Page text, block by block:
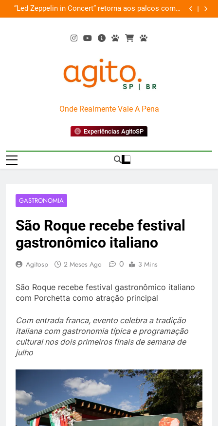
Skip
to
“Led Zeppelin in Concert” retorna aos palcos com a
Nova Orquestra
Cobasi
AgitoSP
Onde Realmente Vale A Pena
Experiências AgitoSP
GASTRONOMIA
São Roque recebe festival
gastronômico italiano
Agitosp 2 Meses Ago 0 3 Mins
São Roque recebe festival gastronômico italiano
com Porchetta como atração principal
Com entrada franca, evento celebra a tradição
italiana com gastronomia típica e programação
cultural nos dois primeiros finais de semana de
julho